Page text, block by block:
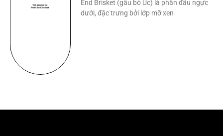
End Brisket (gầu bò Úc) là phần đầu ngực
dưới, đặc trưng bởi lớp mỡ xen